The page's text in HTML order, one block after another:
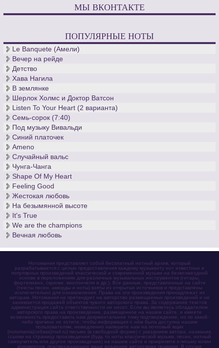
МЫ ВКОНТАКТЕ
ПОПУЛЯРНЫЕ НОТЫ
Le Banquete (Амели)
Вечер на рейде
Детство
Хава Нагила
В землянке
Шерлок Холмс и Доктор Ватсон
Listen To Your Heart (2 варианта)
Семь-сорок (7:40)
Под музыку Вивальди
Синий платочек
Ameno
Случайный вальс
Чунга-Чанга
Shape Of My Heart
Feeling Good
Жестокая любовь
На безымянной высоте
It's True
We are the champions
Вечная любовь
Нотомания представляет собой бесплатный нотный архив, который
разрабатывается с целью предоставления каждому музыканту нот известных и
популярных произведений классической и современной музыки на безвозмездной
основе в переложениях для различных музыкальных инструментов (гитары,
фортепиано, скрипки, виолончели и др.). Все данные, представленные на сайте
(тексты песен, аккорды и ноты) взяты из открытых источников и представлены
исключительно для ознакомления. Права на эти произведения принадлежат их
авторам. Нотомания не претендует на авторство размещаемых произведений и не
занимается продажей объектов чужого авторского права. За содержание текстов
администрация сайта ответственности не несет. Если вы являетесь обладателем
авторского права на произведение, размещенное на нашем сайте, и имеете
возможность предоставить нам документальное тому подтверждение, но по какой-
либо причине не хотите, чтобы информация о нём была доступна нашим
пользователям, немедленно напишите нам на почтовый ящик
(notomania[собака]mail.ru) письмо (в свободной форме) с указанием автора, названия,
ссылки на страницу произведения (будь то ноты классической музыки, песен, нотный
самоучитель или другое произведение) на нашем сайте и прикрепите к письму копии
документов, подтверждающие ваше владение авторскими правами. В случае